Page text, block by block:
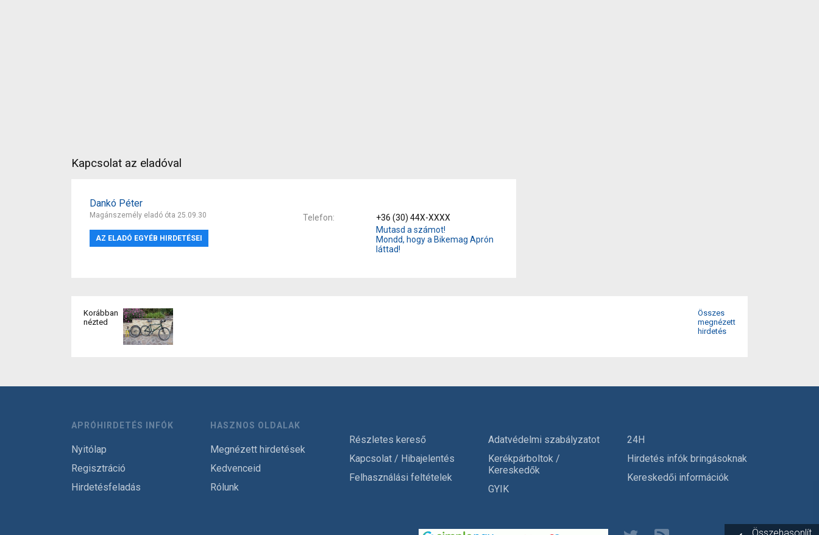
Kapcsolat az eladóval
Dankó Péter
Magánszemély eladó óta 25.09.30
AZ ELADÓ EGYÉB HIRDETÉSEI
Telefon
+36 (30) 44X-XXXX
Mutasd a számot!
Mondd, hogy a Bikemag Aprón
láttad!
Korábban
nézted
Összes
megnézett
hirdetés
APRÓHIRDETÉS INFÓK
Nyitólap
Regisztráció
Hirdetésfeladás
HASZNOS OLDALAK
Megnézett hirdetések
Kedvenceid
Rólunk
Részletes kereső
Kapcsolat / Hibajelentés
Felhasználási feltételek
Adatvédelmi szabályzatot
Kerékpárboltok /
Kereskedők
GYIK
24H
Hirdetés infók bringásoknak
Kereskedői információk
Összehasonlít